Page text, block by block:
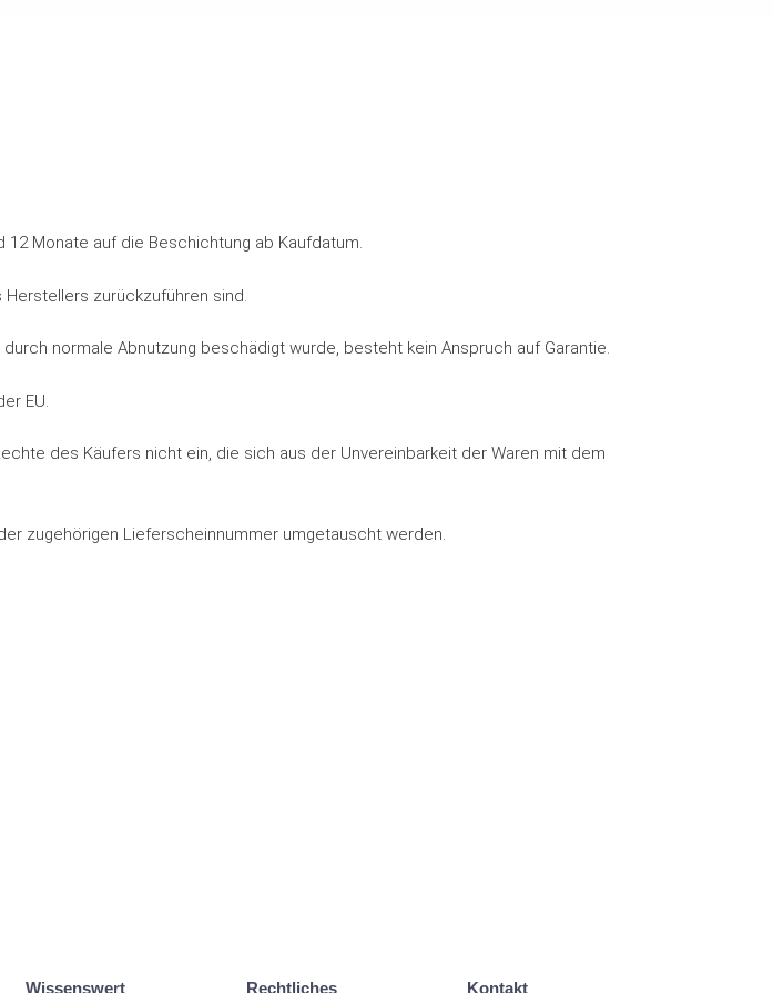
Monate auf die Beschichtung ab Kaufdatum.
zurückzuführen sind.
normale Abnutzung beschädigt wurde, besteht kein Anspruch auf Garantie.
EU.
des Käufers nicht ein, die sich aus der Unvereinbarkeit der Waren mit dem
zugehörigen Lieferscheinnummer umgetauscht werden.
Wissenswert Rechtliches Kontakt